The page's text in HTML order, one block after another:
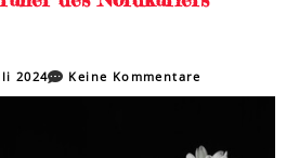
2024 Keine Kommentare